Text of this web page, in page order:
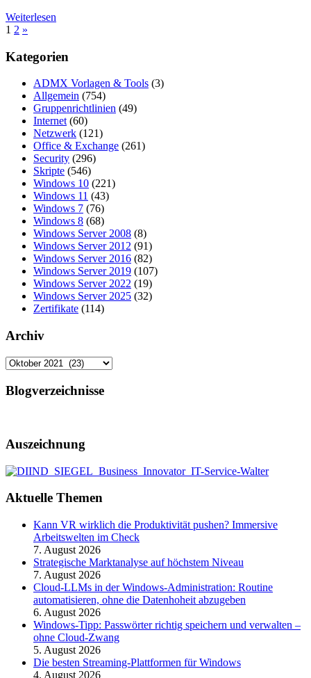
Weiterlesen
Seitennummerierung
der
Beiträge
1 2 Nächste
»
Kategorien
ADMX Vorlagen & Tools (3)
Allgemein (754)
Gruppenrichtlinien (49)
Internet (60)
Netzwerk (121)
Office & Exchange (261)
Security (296)
Skripte (546)
Windows 10 (221)
Windows 11 (43)
Windows 7 (76)
Windows 8 (68)
Windows Server 2008 (8)
Windows Server 2012 (91)
Windows Server 2016 (82)
Windows Server 2019 (107)
Windows Server 2022 (19)
Windows Server 2025 (32)
Zertifikate (114)
Archiv
Archiv
Blogverzeichnisse
Auszeichnung
Aktuelle Themen
Kann VR wirklich die Produktivität pushen? Immersive
Arbeitswelten im Check
7. August 2026
Strategische Marktanalyse auf höchstem Niveau
7. August 2026
Cloud-LLMs in der Windows-Administration: Routine
automatisieren, ohne die Datenhoheit abzugeben
6. August 2026
Windows-Tipp: Passwörter richtig speichern und verwalten –
ohne Cloud-Zwang
5. August 2026
Die besten Streaming-Plattformen für Windows
4. August 2026